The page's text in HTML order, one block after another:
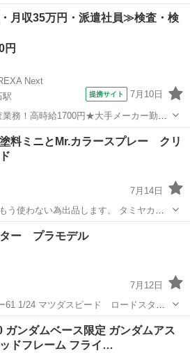
。 プロポ！フタバ。目立った傷は無いで
品です。 全て箱、取説有ります。 その
大前駅 模型、プラモデル
月収35万円・派遣社員≫検査・検
円
Next
駅
提携サイト 7月10日
務！高時給1700円★大手メーカー勤
ム寮完備★マイカー通勤OK＆工場敷地
の工場のお仕事 ◇空気
...
その他
料ミニとMr.カラースプレー クリ
7月14日
ない為出品します。 タミヤカラ
ッド 少しだけ使用しまし
COLOR
模型、プラモデル
ター プラモデル
7月12日
ター
ラモデル
ガンダムベース限定 ガンダムアス
ッドフレーム フライ…